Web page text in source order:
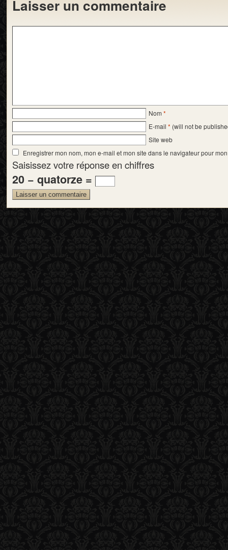
Laisser un commentaire
Nom *
E-mail * (will not be
Site web
Enregistrer mon nom, mon e-mail et mon site dans le navigateur pour
Saisissez votre réponse en chiffres
20 − quatorze =